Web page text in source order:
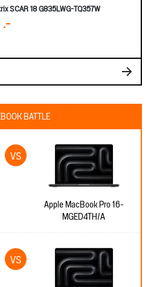
SCAR 18 G835LWG-TQ357W
BATTLE
Apple MacBook Pro 16-
MGED4TH/A